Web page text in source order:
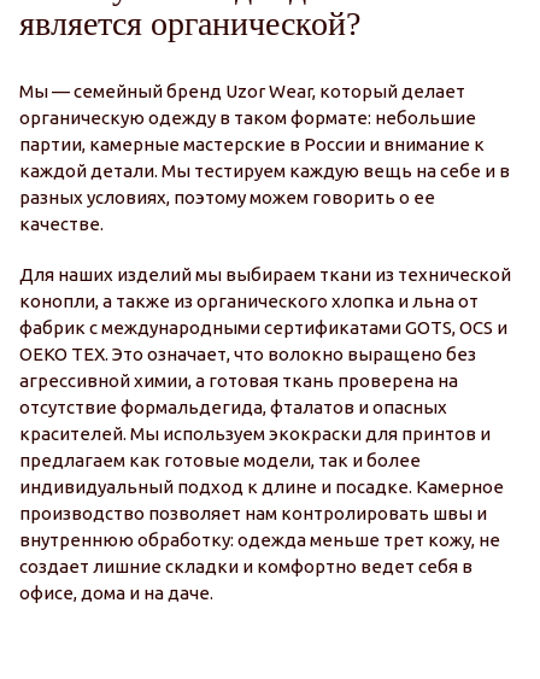
является органической?
Мы — семейный бренд Uzor Wear, который делает
органическую одежду в таком формате: небольшие
партии, камерные мастерские в России и внимание к
каждой детали. Мы тестируем каждую вещь на себе и в
разных условиях, поэтому можем говорить о ее
качестве.
Для наших изделий мы выбираем ткани из технической
конопли, а также из органического хлопка и льна от
фабрик с международными сертификатами GOTS, OCS и
OEKO TEX. Это означает, что волокно выращено без
агрессивной химии, а готовая ткань проверена на
отсутствие формальдегида, фталатов и опасных
красителей. Мы используем экокраски для принтов и
предлагаем как готовые модели, так и более
индивидуальный подход к длине и посадке. Камерное
производство позволяет нам контролировать швы и
внутреннюю обработку: одежда меньше трет кожу, не
создает лишние складки и комфортно ведет себя в
офисе, дома и на даче.